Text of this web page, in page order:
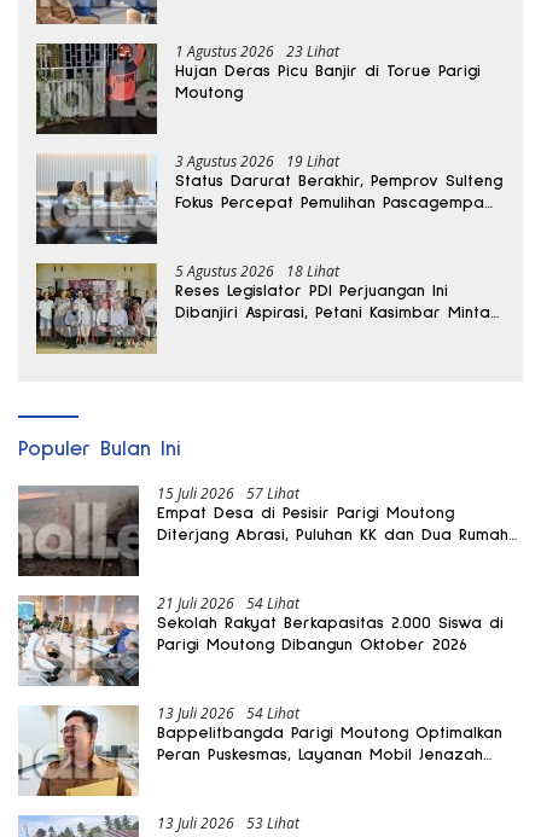
1 Agustus 2026 23 Lihat
Hujan Deras Picu Banjir di Torue Parigi
Moutong
3 Agustus 2026 19 Lihat
Status Darurat Berakhir, Pemprov Sulteng
Fokus Percepat Pemulihan Pascagempa
5 Agustus 2026 18 Lihat
Reses Legislator PDI Perjuangan Ini
Dibanjiri Aspirasi, Petani Kasimbar Minta
Populer Bulan Ini
15 Juli 2026 57 Lihat
Empat Desa di Pesisir Parigi Moutong
Diterjang Abrasi, Puluhan KK dan Dua Rumah
21 Juli 2026 54 Lihat
Sekolah Rakyat Berkapasitas 2.000 Siswa di
Parigi Moutong Dibangun Oktober 2026
13 Juli 2026 54 Lihat
Bappelitbangda Parigi Moutong Optimalkan
Peran Puskesmas, Layanan Mobil Jenazah
13 Juli 2026 53 Lihat